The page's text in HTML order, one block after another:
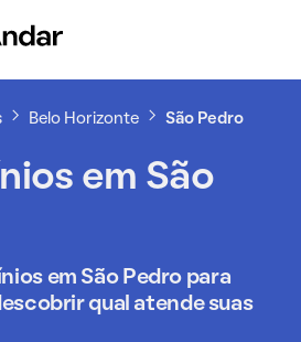
Belo Horizonte São Pedro
em São
em São Pedro para
qual atende suas